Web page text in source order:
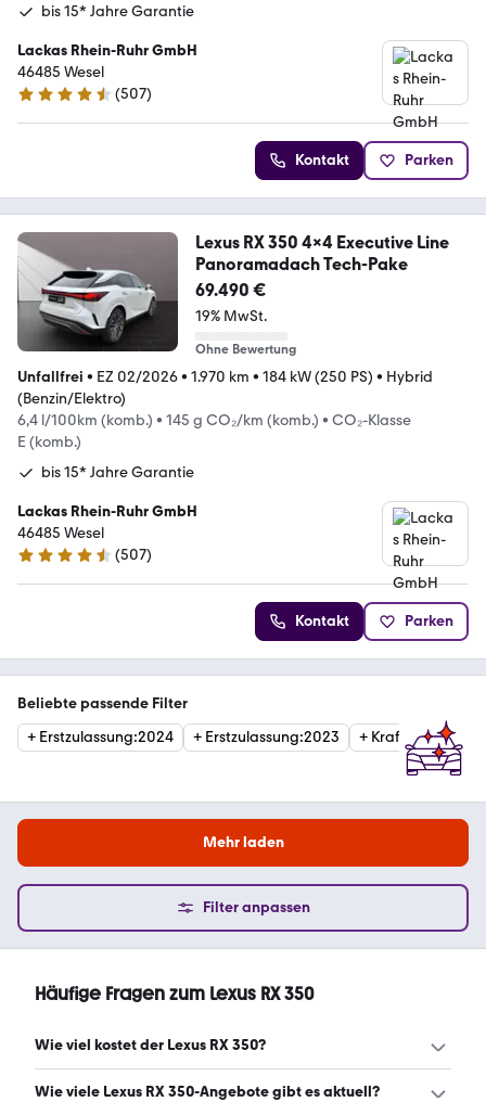
bis 15* Jahre Garantie
Lackas Rhein-Ruhr GmbH
46485 Wesel
4.6 Sterne
(507)
Kontakt Parken
Lexus RX 350 4x4 Executive Line
Panoramadach Tech-Pake
69.490 €
19% MwSt.
Ohne Bewertung
Unfallfrei • EZ 02/2026• 1.970 km • 184 kW (250 PS) • Hybrid
(Benzin/Elektro)
6,4 l/100km (komb.) • 145 g CO₂/km (komb.) • CO₂-Klasse
E (komb.)
bis 15* Jahre Garantie
Lackas Rhein-Ruhr GmbH
46485 Wesel
4.6 Sterne
(507)
Kontakt Parken
Beliebte passende Filter
+ Erstzulassung:2024 + Erstzulassung:2023 + Kraftstoffart:
Mehr laden
Filter anpassen
Häufige Fragen zum Lexus RX 350
Wie viel kostet der Lexus RX 350?
Ein guter Preis für einen Lexus RX 350 liegt zwischen
Wie viele Lexus RX 350-Angebote gibt es aktuell?